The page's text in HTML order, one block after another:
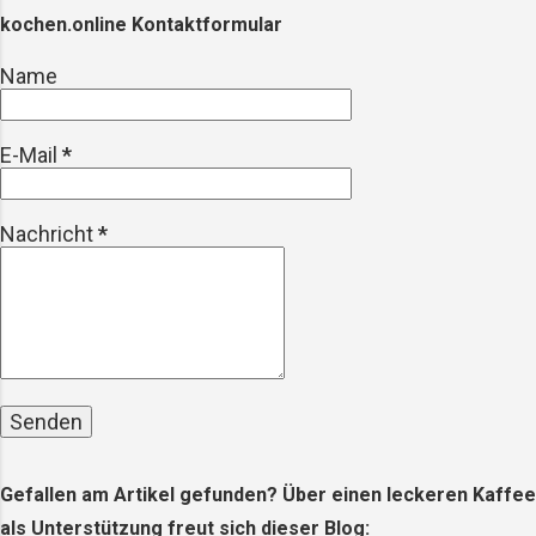
oder werden absichtlich in Produkten
und anderen Meereslebewesen
Auswirkungen Die Forschung zu den
kochen.online Kontaktformular
Name
E-Mail *
Nachricht*
Gefallen am Artikel gefunden? Über einen leckeren Kaffee
als Unterstützung freut sich dieser Blog: